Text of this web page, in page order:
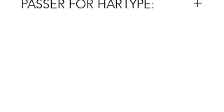
PASSER FOR HÅRTYPE: